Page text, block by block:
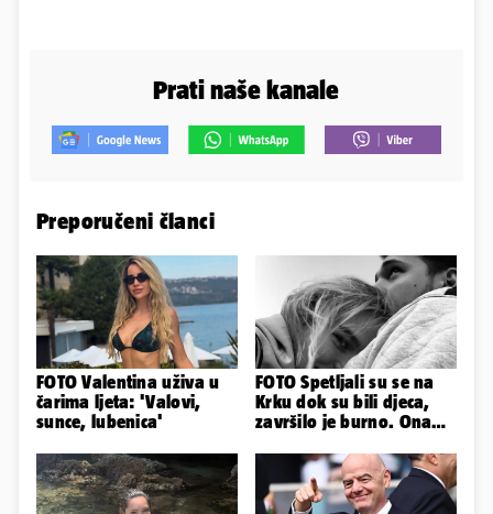
Prati naše kanale
Preporučeni članci
FOTO Valentina uživa u
čarima ljeta: 'Valovi,
sunce, lubenica'
FOTO Spetljali su se na
Krku dok su bili djeca,
završilo je burno. Ona